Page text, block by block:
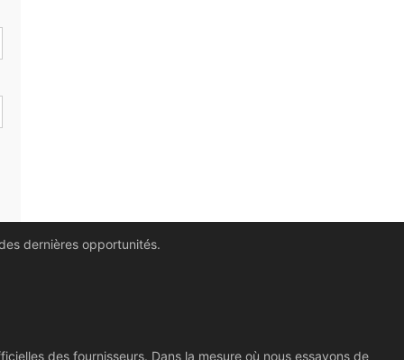
dernières opportunités.
des fournisseurs. Dans la mesure où nous essayons de